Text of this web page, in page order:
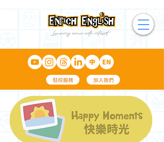
駐校服務 加入我們